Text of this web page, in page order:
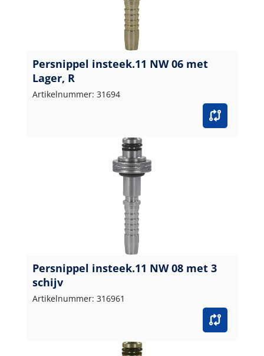
Persnippel insteek.11 NW 06 met
Lager, R
Artikelnummer: 31694
Persnippel insteek.11 NW 08 met 3
schijv
Artikelnummer: 316961